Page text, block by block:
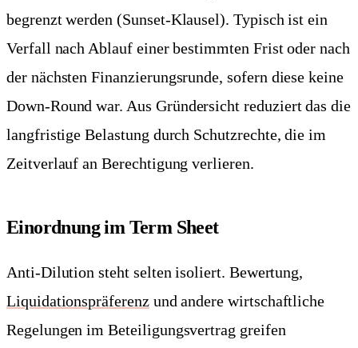
begrenzt werden (Sunset-Klausel). Typisch ist ein
Verfall nach Ablauf einer bestimmten Frist oder nach
der nächsten Finanzierungsrunde, sofern diese keine
Down-Round war. Aus Gründersicht reduziert das die
langfristige Belastung durch Schutzrechte, die im
Zeitverlauf an Berechtigung verlieren.
Einordnung im Term Sheet
Anti-Dilution steht selten isoliert. Bewertung,
Liquidationspräferenzund andere wirtschaftliche
Regelungen im Beteiligungsvertrag greifen